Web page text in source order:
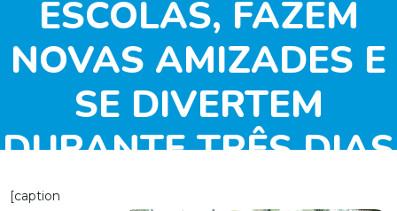
ESCOLAS, FAZEM
NOVAS AMIZADES E
SE DIVERTEM
DURANTE TRÊS DIAS
[caption